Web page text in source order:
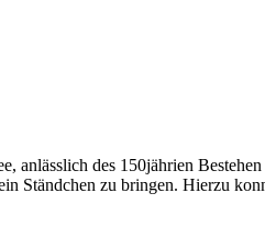
anlässlich des 150jährien
Ständchen zu bringen. Hierzu